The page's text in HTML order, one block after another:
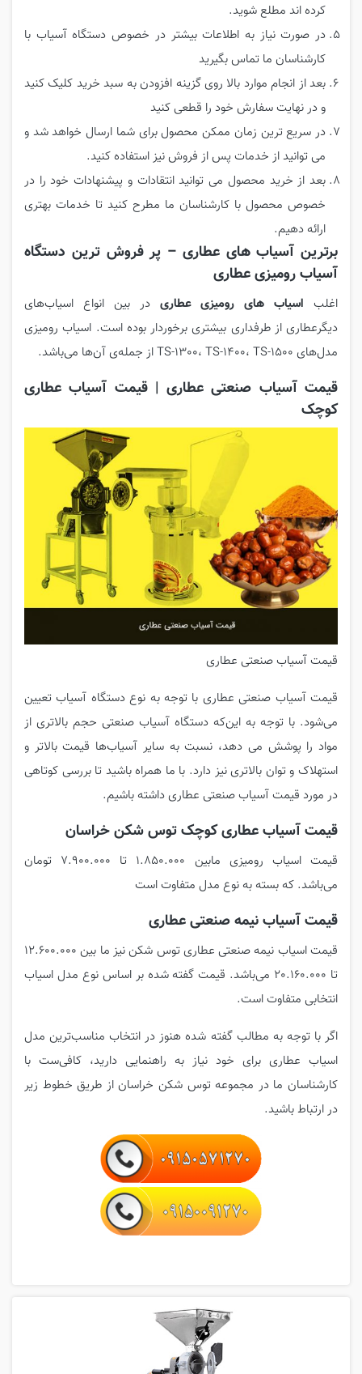
کرده اند مطلع شوید.
در صورت نیاز به اطلاعات بیشتر در خصوص دستگاه آسیاب با
کارشناسان ما تماس بگیرید
بعد از انجام موارد بالا روی گزینه افزودن به سبد خرید کلیک کنید
و در نهایت سفارش خود را قطعی کنید
در سریع ترین زمان ممکن محصول برای شما ارسال خواهد شد و
می توانید از خدمات پس از فروش نیز استفاده کنید.
بعد از خرید محصول می توانید انتقادات و پیشنهادات خود را در
خصوص محصول با کارشناسان ما مطرح کنید تا خدمات بهتری
ارائه دهیم.
برترین آسیاب های عطاری – پر فروش ترین دستگاه
آسیاب رومیزی عطاری
اغلب اسیاب های رومیزی عطاری در بین انواع اسیاب‌های
دیگرعطاری از طرفداری بیشتری برخوردار بوده است. اسیاب رومیزی
مدل‌های TS-1300، TS-1400، TS-1500 از جمله‌ی آن‌ها می‌باشد.
قیمت آسیاب صنعتی عطاری | قیمت آسیاب عطاری
کوچک
قیمت آسیاب صنعتی عطاری
قیمت آسیاب صنعتی عطاری با توجه به نوع دستگاه آسیاب تعیین
می‌شود. با توجه به این‌که دستگاه آسیاب صنعتی حجم بالاتری از
مواد را پوشش می دهد، نسبت به سایر آسیاب‌ها قیمت بالاتر و
استهلاک و توان بالاتری نیز دارد. با ما همراه باشید تا بررسی کوتاهی
در مورد قیمت آسیاب صنعتی عطاری داشته باشیم.
قیمت آسیاب عطاری کوچک توس شکن خراسان
قیمت اسیاب رومیزی مابین 1.850.000 تا 7.900.000 تومان
می‌باشد. که بسته به نوع مدل متفاوت است
قیمت آسیاب نیمه صنعتی عطاری
قیمت اسیاب نیمه صنعتی عطاری توس شکن نیز ما بین 12.600.000
تا 20.160.000 می‌باشد. قیمت گفته شده بر اساس نوع مدل اسیاب
انتخابی متفاوت است.
اگر با توجه به مطالب گفته شده هنوز در انتخاب مناسب‌ترین مدل
اسیاب عطاری برای خود نیاز به راهنمایی دارید، کافی‌ست با
کارشناسان ما در مجموعه توس شکن خراسان از طریق خطوط زیر
در ارتباط باشید.